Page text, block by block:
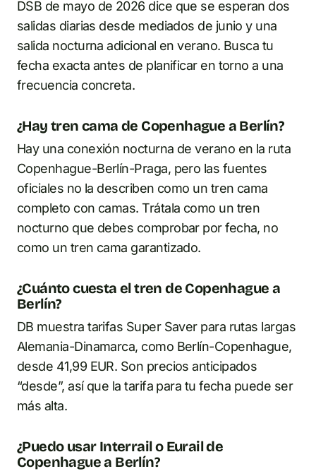
DSB de mayo de 2026 dice que se esperan dos
salidas diarias desde mediados de junio y una
salida nocturna adicional en verano. Busca tu
fecha exacta antes de planificar en torno a una
frecuencia concreta.
¿Hay tren cama de Copenhague a Berlín?
Hay una conexión nocturna de verano en la ruta
Copenhague-Berlín-Praga, pero las fuentes
oficiales no la describen como un tren cama
completo con camas. Trátala como un tren
nocturno que debes comprobar por fecha, no
como un tren cama garantizado.
¿Cuánto cuesta el tren de Copenhague a
Berlín?
DB muestra tarifas Super Saver para rutas largas
Alemania-Dinamarca, como Berlín-Copenhague,
desde 41,99 EUR. Son precios anticipados
“desde”, así que la tarifa para tu fecha puede ser
más alta.
¿Puedo usar Interrail o Eurail de
Copenhague a Berlín?